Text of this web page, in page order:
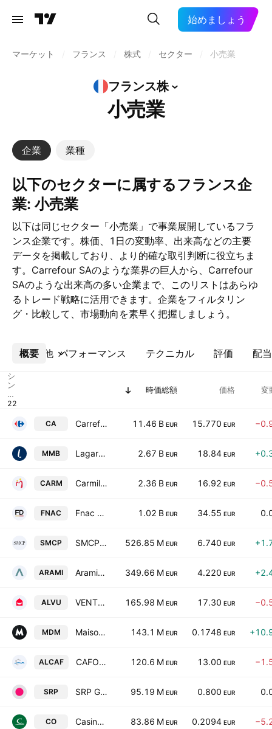
始めましょう
マーケット フランス 株式 セクター 小売業
フランス株
小売業
企業 業種
以下のセクターに属するフランス企
業: 小売業
以下は同じセクター「小売業」で事業展開しているフラ
ンス企業です。株価、1日の変動率、出来高などの主要
データを掲載しており、より的確な取引判断に役立ちま
す。Carrefour SAのような業界の巨人から、Carrefour
SAのような出来高の多い企業まで、このリストはあらゆ
るトレード戦略に活用できます。企業をフィルタリン
グ・比較して、市場動向を素早く把握しましょう。
概要 パフォーマンス テクニカル 評価 配当
その他
シ
ン
ボ
ル
時価総額 価格 変
CA Carrefour SA 11.46 B EUR 15.770 EUR
MMB Lagardere SA 2.67 B EUR 18.84 EUR
CARM Carmila SA 2.36 B EUR 16.92 EUR
FNAC Fnac Darty SA 1.02 B EUR 34.55 EUR
SMCP SMCP SA 526.85 M EUR 6.740 EUR
ARAMI Aramis Group SA 349.66 M EUR 4.220 EUR
ALVU VENTE-UNIQUE.COM 165.98 M EUR 17.30 EUR
MDM Maisons du Monde SA 143.1 M EUR 0.1748 EUR
ALCAF CAFOM SA 120.6 M EUR 13.00 EUR
SRP SRP Groupe SA 95.19 M EUR 0.800 EUR
CO Casino, Guichard-Perrachon SA 83.86 M EUR 0.2094 EUR